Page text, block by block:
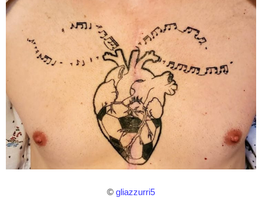
© gliazzurri5